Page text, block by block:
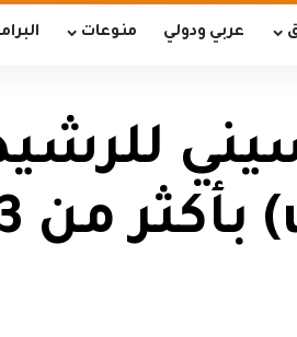
عربي ودولي منوعات